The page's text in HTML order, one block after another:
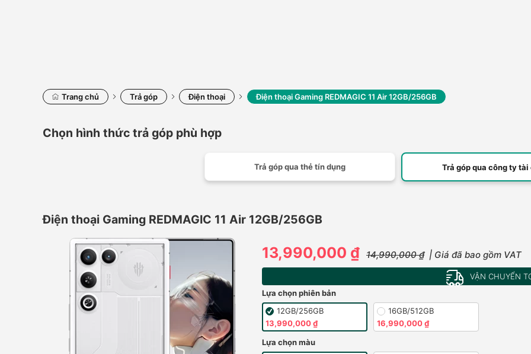
Trang chủ Trả góp Điện thoại Điện thoại Gaming REDMAGIC 11 Air 12GB/256GB
Chọn hình thức trả góp phù hợp
Trả góp qua thẻ tín dụng Trả góp qua công ty tài
Điện thoại Gaming REDMAGIC 11 Air 12GB/256GB
13,990,000 ₫ 14,990,000 ₫ | Giá đã bao gồm VAT
VẬN CHUYỂN
Lựa chọn phiên bản
12GB/256GB
13,990,000 ₫
16GB/512GB
16,990,000 ₫
Lựa chọn màu